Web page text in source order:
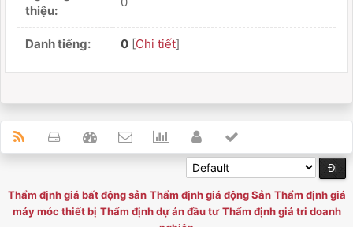
thiệu:
Danh tiếng: 0 [Chi tiết]
Thẩm định giá bất động sản Thẩm định giá động Sản Thẩm định giá
máy móc thiết bị Thẩm định dự án đầu tư Thẩm định giá tri doanh